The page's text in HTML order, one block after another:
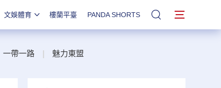
文娛體育 樓蘭平臺 PANDA SHORTS 站內搜索
一帶一路 魅力東盟